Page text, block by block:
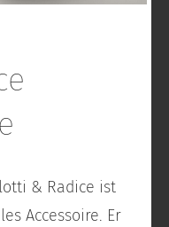
& Radice ist
Accessoire. Er